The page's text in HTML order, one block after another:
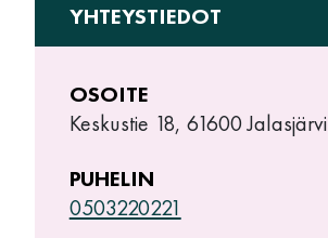
YHTEYSTIEDOT
OSOITE
Keskustie 18, 61600 Jalasjärvi
PUHELIN
0503220221